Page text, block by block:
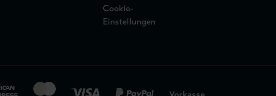
Cookie-
Einstellungen